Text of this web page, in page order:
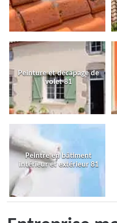
Peinture et décapage de
volet 81
Peintre en bâtiment
intérieur et extérieur 81